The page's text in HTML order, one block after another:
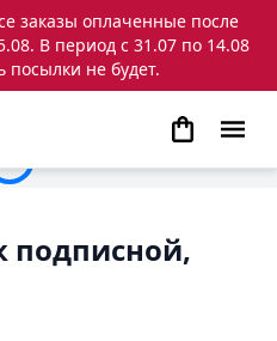
заказы оплаченные после
В период с 31.07 по 14.08
посылки не будет.
подписной,